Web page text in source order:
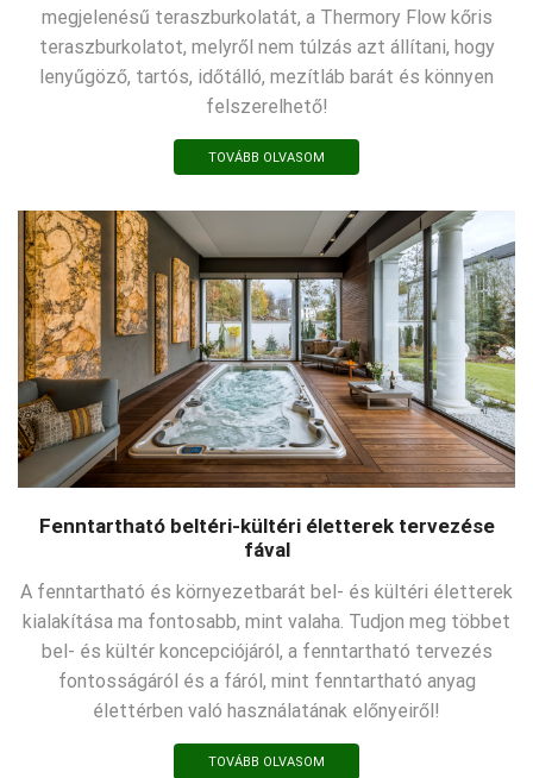
megjelenésű teraszburkolatát, a Thermory Flow kőris
teraszburkolatot, melyről nem túlzás azt állítani, hogy
lenyűgöző, tartós, időtálló, mezítláb barát és könnyen
felszerelhető!
TOVÁBB OLVASOM
Fenntartható beltéri-kültéri életterek tervezése
fával
A fenntartható és környezetbarát bel- és kültéri életterek
kialakítása ma fontosabb, mint valaha. Tudjon meg többet
bel- és kültér koncepciójáról, a fenntartható tervezés
fontosságáról és a fáról, mint fenntartható anyag
élettérben való használatának előnyeiről!
TOVÁBB OLVASOM